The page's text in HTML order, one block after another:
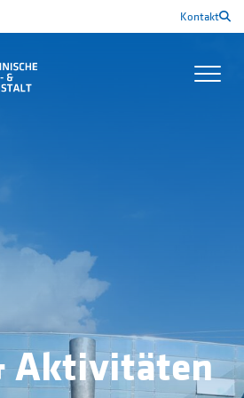
Kontakt
Aktivitäten